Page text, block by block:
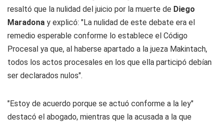
resaltó que la nulidad del juicio por la muerte de Diego
Maradona y explicó: "La nulidad de este debate era el
remedio esperable conforme lo establece el Código
Procesal ya que, al haberse apartado a la jueza Makintach,
todos los actos procesales en los que ella participó debían
ser declarados nulos".
"Estoy de acuerdo porque se actuó conforme a la ley"
destacó el abogado, mientras que la acusada a la que